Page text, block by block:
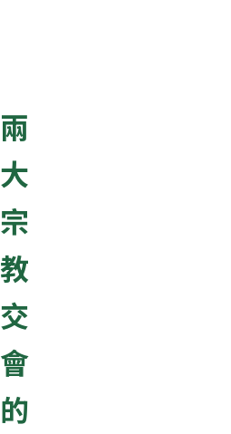
兩
大
宗
教
交
會
的